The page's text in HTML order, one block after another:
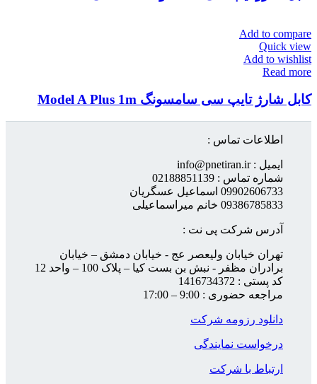
Add to compare
Quick view
Add to wishlist
Read more
کابل شارژ تایپ سی سامسونگ Model A Plus 1m
اطلاعات تماس :
ایمیل : info@pnetiran.ir
شماره تماس : 02188851139
09902606733 اسماعیل عسگریان
09386785833 خانم میراسماعیلی
آدرس شرکت پی نت :
تهران خیابان ولیعصر عج - خیابان دمشق – خیابان
برادران مظفر - نبش بن بست کیا – پلاک 100 – واحد 12
کد پستی : 1416734372
مراجعه حضوری : 9:00 – 17:00
دانلود رزومه شرکت
درخواست نمایندگی
ارتباط با شرکت